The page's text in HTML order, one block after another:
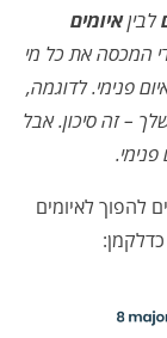
לביןאיומים
המכסה את כל מי
פנימי. לדוגמה,
– זה סיכון. אבל
להפוך לאיומים